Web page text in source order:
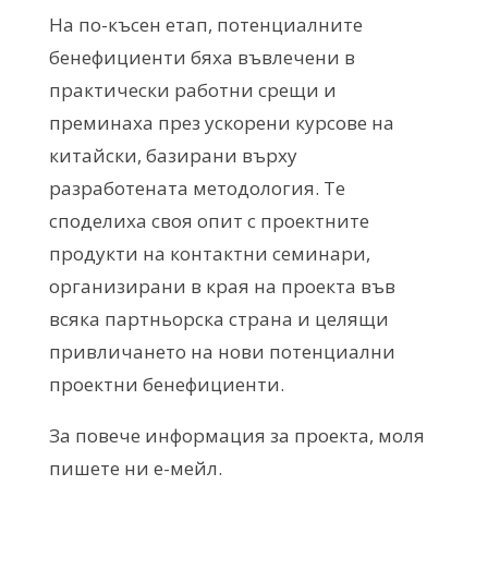
На по-късен етап, потенциалните
бенефициенти бяха въвлечени в
практически работни срещи и
преминаха през ускорени курсове на
китайски, базирани върху
разработената методология. Те
споделиха своя опит с проектните
продукти на контактни семинари,
организирани в края на проекта във
всяка партньорска страна и целящи
привличането на нови потенциални
проектни бенефициенти.
За повече информация за проекта, моля
пишете ни е-мейл.